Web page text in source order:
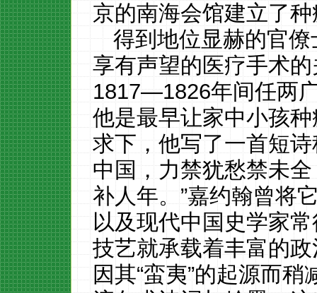
京的南海会馆建立了
得到地位显赫的官
享有声望的医疗手术
1817—1826年间任两
他是最早让家中小孩
求下，他写了一首短
中国，力禁犹愁禁未
补人年。”嘉约翰曾将
以及现代中国史学家
技艺就承载着丰富的
因其“蛮夷”的起源而